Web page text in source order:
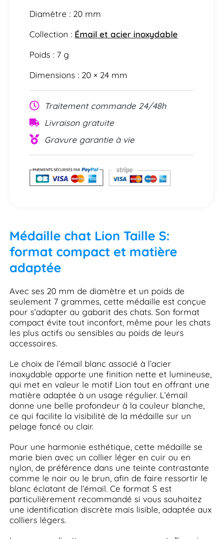
Diamètre : 20 mm
Collection : Émail et acier inoxydable
Poids : 7 g
Dimensions : 20 × 24 mm
Traitement commande 24/48h
Livraison gratuite
Gravure garantie à vie
Médaille chat Lion Taille S:
format compact et matière
adaptée
Avec ses 20 mm de diamètre et un poids de
seulement 7 grammes, cette médaille est conçue
pour s’adapter au gabarit des chats. Son format
compact évite tout inconfort, même pour les chats
les plus actifs ou sensibles au poids de leurs
accessoires.
Le choix de l’émail blanc associé à l’acier
inoxydable apporte une finition nette et lumineuse,
qui met en valeur le motif Lion tout en offrant une
matière adaptée à un usage régulier. L’émail
donne une belle profondeur à la couleur blanche,
ce qui facilite la visibilité de la médaille sur un
pelage foncé ou clair.
Pour une harmonie esthétique, cette médaille se
marie bien avec un collier léger en cuir ou en
nylon, de préférence dans une teinte contrastante
comme le noir ou le brun, afin de faire ressortir le
blanc éclatant de l’émail. Ce format S est
particulièrement recommandé si vous souhaitez
une identification discrète mais lisible, adaptée aux
colliers légers.